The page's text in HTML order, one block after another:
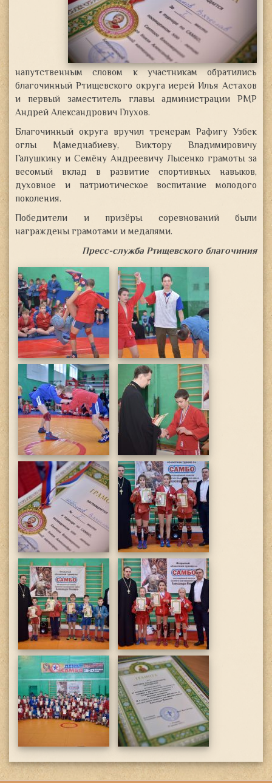
напутственным словом к участникам обратились
благочинный Ртищевского округа иерей Илья Астахов
и первый заместитель главы администрации РМР
Андрей Александрович Глухов.
Благочинный округа вручил тренерам Рафигу Узбек
оглы Мамеднабиеву, Виктору Владимировичу
Галушкину и Семёну Андреевичу Лысенко грамоты за
весомый вклад в развитие спортивных навыков,
духовное и патриотическое воспитание молодого
поколения.
Победители и призёры соревнований были
награждены грамотами и медалями.
Пресс-служба Ртищевского благочиния